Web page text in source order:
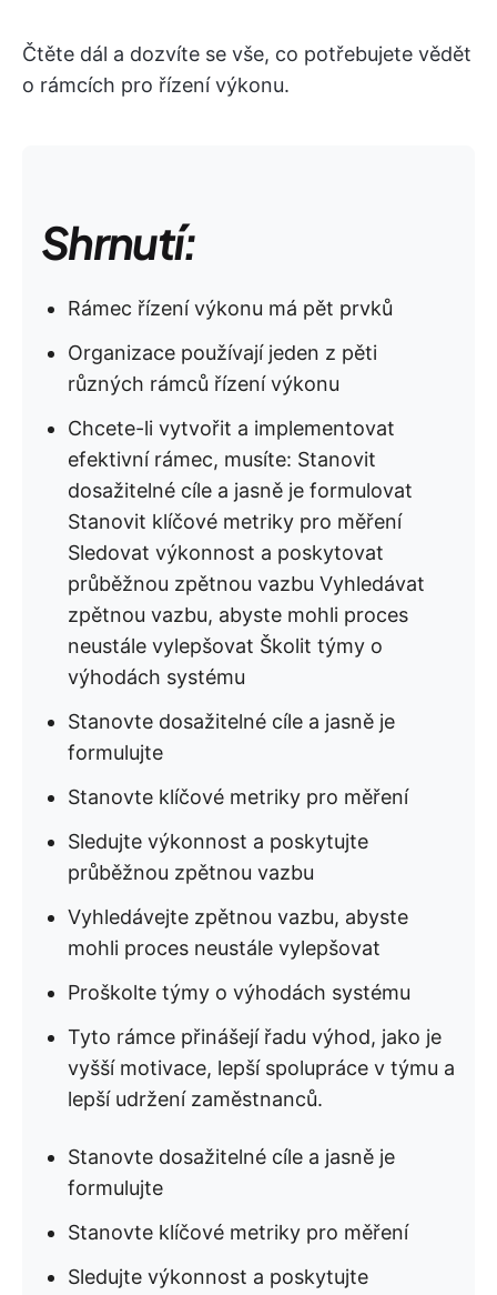
Čtěte dál a dozvíte se vše, co potřebujete vědět
o rámcích pro řízení výkonu.
Shrnutí:
Rámec řízení výkonu má pět prvků
Organizace používají jeden z pěti
různých rámců řízení výkonu
Chcete-li vytvořit a implementovat
efektivní rámec, musíte: Stanovit
dosažitelné cíle a jasně je formulovat
Stanovit klíčové metriky pro měření
Sledovat výkonnost a poskytovat
průběžnou zpětnou vazbu Vyhledávat
zpětnou vazbu, abyste mohli proces
neustále vylepšovat Školit týmy o
výhodách systému
Stanovte dosažitelné cíle a jasně je
formulujte
Stanovte klíčové metriky pro měření
Sledujte výkonnost a poskytujte
průběžnou zpětnou vazbu
Vyhledávejte zpětnou vazbu, abyste
mohli proces neustále vylepšovat
Proškolte týmy o výhodách systému
Tyto rámce přinášejí řadu výhod, jako je
vyšší motivace, lepší spolupráce v týmu a
lepší udržení zaměstnanců.
Stanovte dosažitelné cíle a jasně je
formulujte
Stanovte klíčové metriky pro měření
Sledujte výkonnost a poskytujte